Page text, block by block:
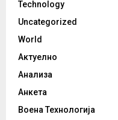
Technology
Uncategorized
World
Актуелно
Анализа
Анкета
Воена Технологија